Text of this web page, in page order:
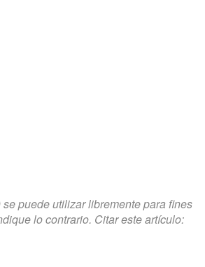
puede utilizar libremente para fines
lo contrario. Citar este artículo: